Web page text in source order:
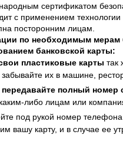
сертификатом
с применением
посторонним лицам.
по необходимым мерам
банковской карты:
пластиковые карты так
их в машине,
передавайте полный номер
либо лицам или
под рукой номер
вашу карту, и в случае ее